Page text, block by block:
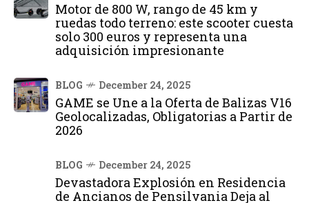
Motor de 800 W, rango de 45 km y
ruedas todo terreno: este scooter cuesta
solo 300 euros y representa una
adquisición impresionante
BLOG December 24, 2025
GAME se Une a la Oferta de Balizas V16
Geolocalizadas, Obligatorias a Partir de
2026
BLOG December 24, 2025
Devastadora Explosión en Residencia
de Ancianos de Pensilvania Deja al